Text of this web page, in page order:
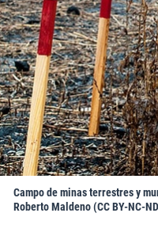
Campo de minas terrestres y
Roberto Maldeno (CC BY-NC-